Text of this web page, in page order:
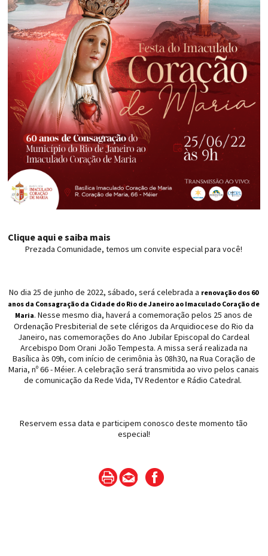
Clique aqui e saiba mais
Prezada Comunidade, temos um convite especial para você!
No dia 25 de junho de 2022, sábado, será celebrada a renovação dos 60
anos da Consagração da Cidade do Rio de Janeiro ao Imaculado Coração de
Maria. Nesse mesmo dia, haverá a comemoração pelos 25 anos de
Ordenação Presbiterial de sete clérigos da Arquidiocese do Rio da
Janeiro, nas comemorações do Ano Jubilar Episcopal do Cardeal
Arcebispo Dom Orani João Tempesta. A missa será realizada na
Basílica às 09h, com início de cerimônia às 08h30, na Rua Coração de
Maria, nº 66 - Méier. A celebração será transmitida ao vivo pelos canais
de comunicação da Rede Vida, TV Redentor e Rádio Catedral.
Reservem essa data e participem conosco deste momento tão
especial!